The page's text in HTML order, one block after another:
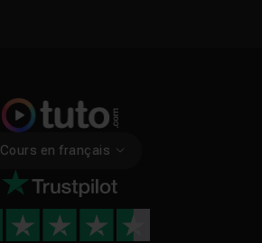
Cours en français